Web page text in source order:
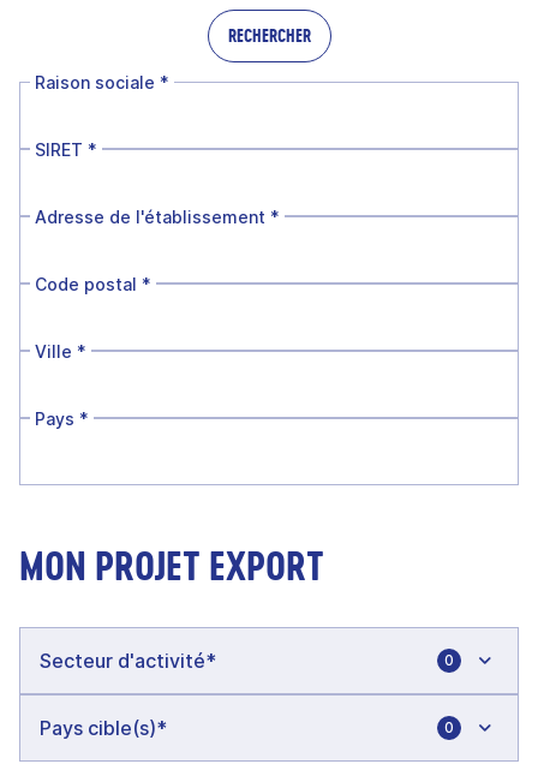
RECHERCHER
Raison sociale *
SIRET *
Adresse de l'établissement *
Code postal *
Ville *
Pays *
MON PROJET EXPORT
0
0